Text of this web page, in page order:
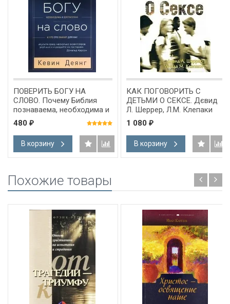
ПОВЕРИТЬ БОГУ НА
СЛОВО. Почему Библия
познаваема, необходима и
достаточна, и что это
значит для нас. Кевин
Деянг
480 ₽
В корзину
КАК ПОГОВОРИТЬ С
ДЕТЬМИ О СЕКСЕ. Дєвид
Л. Шеррер, Л.М. Клепаки
1 080 ₽
В корзину
Похожие товары